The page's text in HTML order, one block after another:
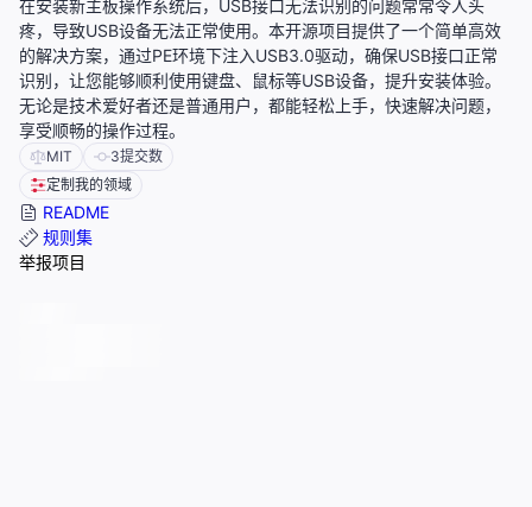
在安装新主板操作系统后，USB接口无法识别的问题常常令人头
疼，导致USB设备无法正常使用。本开源项目提供了一个简单高效
的解决方案，通过PE环境下注入USB3.0驱动，确保USB接口正常
识别，让您能够顺利使用键盘、鼠标等USB设备，提升安装体验。
无论是技术爱好者还是普通用户，都能轻松上手，快速解决问题，
享受顺畅的操作过程。
MIT 3提交数
定制我的领域
README
规则集
举报项目